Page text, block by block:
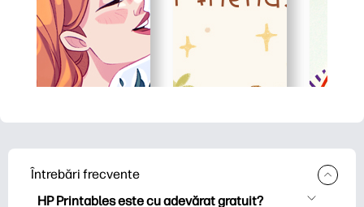
Întrebări frecvente
HP Printables este cu adevărat gratuit?